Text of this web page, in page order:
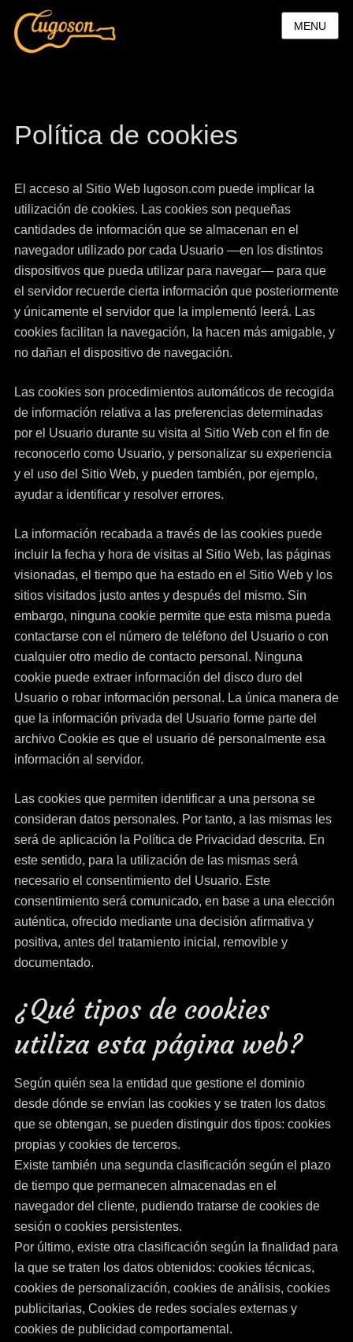
MENU
Política de cookies
El acceso al Sitio Web lugoson.com puede implicar la
utilización de cookies. Las cookies son pequeñas
cantidades de información que se almacenan en el
navegador utilizado por cada Usuario —en los distintos
dispositivos que pueda utilizar para navegar— para que
el servidor recuerde cierta información que posteriormente
y únicamente el servidor que la implementó leerá. Las
cookies facilitan la navegación, la hacen más amigable, y
no dañan el dispositivo de navegación.
Las cookies son procedimientos automáticos de recogida
de información relativa a las preferencias determinadas
por el Usuario durante su visita al Sitio Web con el fin de
reconocerlo como Usuario, y personalizar su experiencia
y el uso del Sitio Web, y pueden también, por ejemplo,
ayudar a identificar y resolver errores.
La información recabada a través de las cookies puede
incluir la fecha y hora de visitas al Sitio Web, las páginas
visionadas, el tiempo que ha estado en el Sitio Web y los
sitios visitados justo antes y después del mismo. Sin
embargo, ninguna cookie permite que esta misma pueda
contactarse con el número de teléfono del Usuario o con
cualquier otro medio de contacto personal. Ninguna
cookie puede extraer información del disco duro del
Usuario o robar información personal. La única manera de
que la información privada del Usuario forme parte del
archivo Cookie es que el usuario dé personalmente esa
información al servidor.
Las cookies que permiten identificar a una persona se
consideran datos personales. Por tanto, a las mismas les
será de aplicación la Política de Privacidad descrita. En
este sentido, para la utilización de las mismas será
necesario el consentimiento del Usuario. Este
consentimiento será comunicado, en base a una elección
auténtica, ofrecido mediante una decisión afirmativa y
positiva, antes del tratamiento inicial, removible y
documentado.
¿Qué tipos de cookies
utiliza esta página web?
Según quién sea la entidad que gestione el dominio
desde dónde se envían las cookies y se traten los datos
que se obtengan, se pueden distinguir dos tipos: cookies
propias y cookies de terceros.
Existe también una segunda clasificación según el plazo
de tiempo que permanecen almacenadas en el
navegador del cliente, pudiendo tratarse de cookies de
sesión o cookies persistentes.
Por último, existe otra clasificación según la finalidad para
la que se traten los datos obtenidos: cookies técnicas,
cookies de personalización, cookies de análisis, cookies
publicitarias, Cookies de redes sociales externas y
cookies de publicidad comportamental.